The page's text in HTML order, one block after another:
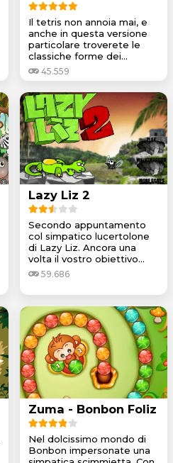
Il tetris non annoia mai, e
anche in questa versione
particolare troverete le
classiche forme dei...
45.559
Lazy Liz 2
Secondo appuntamento
col simpatico lucertolone
di Lazy Liz. Ancora una
volta il vostro obiettivo...
59.686
Zuma - Bonbon Foliz
Nel dolcissimo mondo di
Bonbon impersonate una